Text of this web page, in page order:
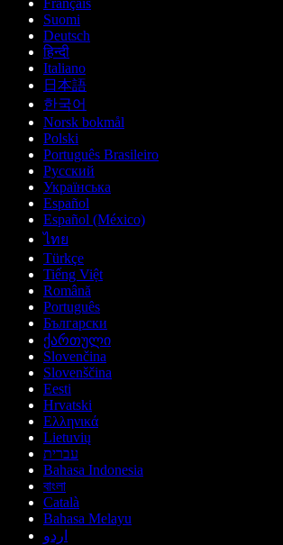
Français
Suomi
Deutsch
हिन्दी
Italiano
日本語
한국어
Norsk bokmål
Polski
Português Brasileiro
Русский
Українська
Español
Español (México)
ไทย
Türkçe
Tiếng Việt
Română
Português
Български
ქართული
Slovenčina
Slovenščina
Eesti
Hrvatski
Ελληνικά
Lietuvių
עברית
Bahasa Indonesia
বাংলা
Català
Bahasa Melayu
اردو